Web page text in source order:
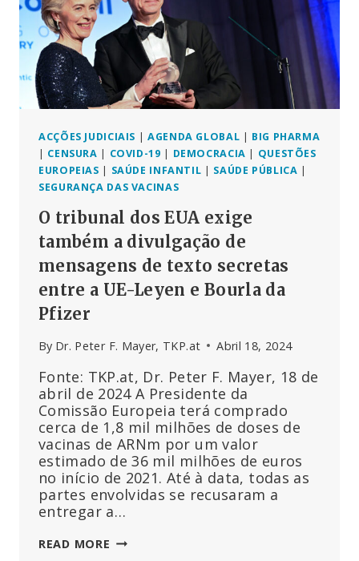
A
SEGURANÇA
VACINAS
ACÇÕES JUDICIAIS | AGENDA GLOBAL | BIG PHARMA
| CENSURA | COVID-19 | DEMOCRACIA | QUESTÕES
EUROPEIAS | SAÚDE INFANTIL | SAÚDE PÚBLICA |
SEGURANÇA DAS VACINAS
O tribunal dos EUA exige
também a divulgação de
mensagens de texto secretas
entre a UE-Leyen e Bourla da
Pfizer
By Dr. Peter F. Mayer, TKP.at Abril 18, 2024
Fonte: TKP.at, Dr. Peter F. Mayer, 18 de
abril de 2024 A Presidente da
Comissão Europeia terá comprado
cerca de 1,8 mil milhões de doses de
vacinas de ARNm por um valor
estimado de 36 mil milhões de euros
no início de 2021. Até à data, todas as
partes envolvidas se recusaram a
entregar a…
READ MORE O